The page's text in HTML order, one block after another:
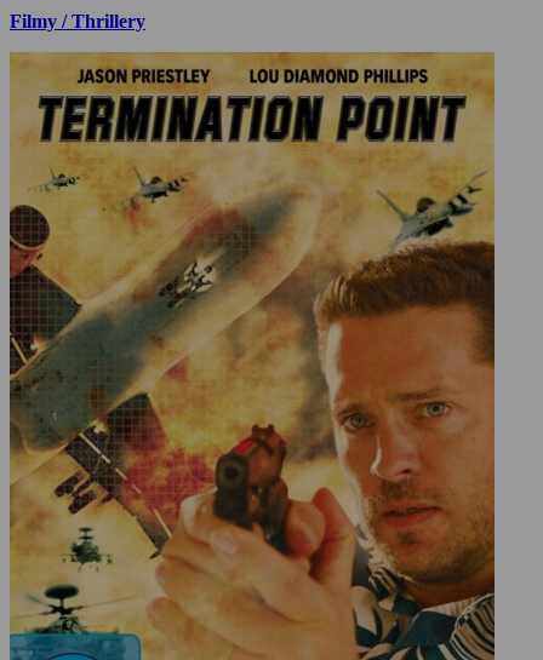
Filmy / Thrillery